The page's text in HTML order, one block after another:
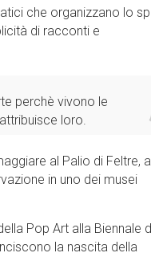
che organizzano lo
di racconti e
perchè vivono le
loro.
al Palio di Feltre, a
in uno dei musei
Pop Art alla Biennale
la nascita della